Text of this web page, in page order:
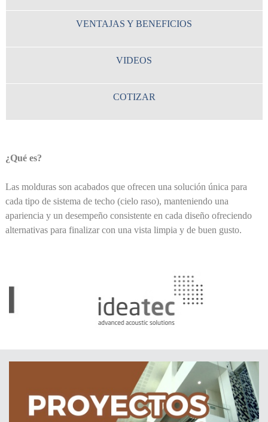
VENTAJAS Y BENEFICIOS
VIDEOS
COTIZAR
¿Qué es?
Las molduras son acabados que ofrecen una solución única para
cada tipo de sistema de techo (cielo raso), manteniendo una
apariencia y un desempeño consistente en cada diseño ofreciendo
alternativas para finalizar con una vista limpia y de buen gusto.